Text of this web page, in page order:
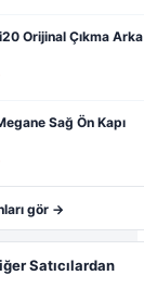
Orijinal Çıkma Arka
Sağ Ön Kapı
gör →
Satıcılardan